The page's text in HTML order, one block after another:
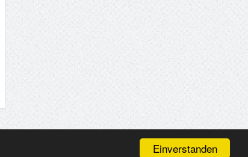
Einverstanden